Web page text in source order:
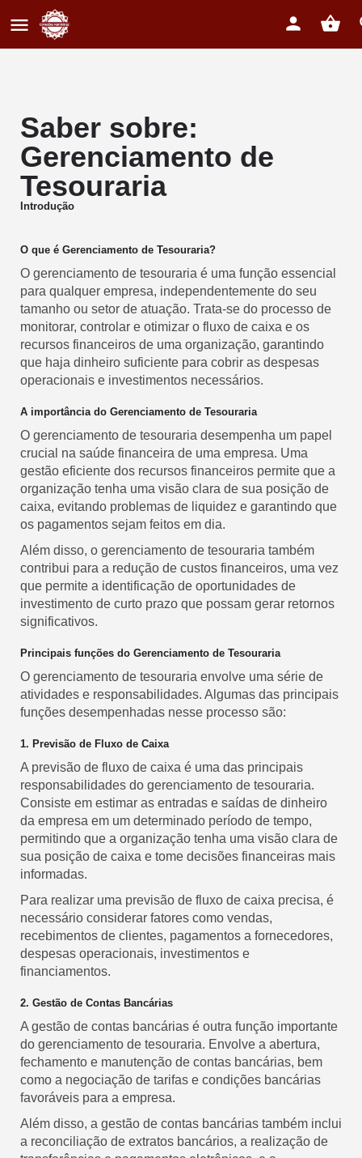
Saber sobre:
Gerenciamento de
Tesouraria
Introdução
O que é Gerenciamento de Tesouraria?
O gerenciamento de tesouraria é uma função essencial
para qualquer empresa, independentemente do seu
tamanho ou setor de atuação. Trata-se do processo de
monitorar, controlar e otimizar o fluxo de caixa e os
recursos financeiros de uma organização, garantindo
que haja dinheiro suficiente para cobrir as despesas
operacionais e investimentos necessários.
A importância do Gerenciamento de Tesouraria
O gerenciamento de tesouraria desempenha um papel
crucial na saúde financeira de uma empresa. Uma
gestão eficiente dos recursos financeiros permite que a
organização tenha uma visão clara de sua posição de
caixa, evitando problemas de liquidez e garantindo que
os pagamentos sejam feitos em dia.
Além disso, o gerenciamento de tesouraria também
contribui para a redução de custos financeiros, uma vez
que permite a identificação de oportunidades de
investimento de curto prazo que possam gerar retornos
significativos.
Principais funções do Gerenciamento de Tesouraria
O gerenciamento de tesouraria envolve uma série de
atividades e responsabilidades. Algumas das principais
funções desempenhadas nesse processo são:
1. Previsão de Fluxo de Caixa
A previsão de fluxo de caixa é uma das principais
responsabilidades do gerenciamento de tesouraria.
Consiste em estimar as entradas e saídas de dinheiro
da empresa em um determinado período de tempo,
permitindo que a organização tenha uma visão clara de
sua posição de caixa e tome decisões financeiras mais
informadas.
Para realizar uma previsão de fluxo de caixa precisa, é
necessário considerar fatores como vendas,
recebimentos de clientes, pagamentos a fornecedores,
despesas operacionais, investimentos e
financiamentos.
2. Gestão de Contas Bancárias
A gestão de contas bancárias é outra função importante
do gerenciamento de tesouraria. Envolve a abertura,
fechamento e manutenção de contas bancárias, bem
como a negociação de tarifas e condições bancárias
favoráveis para a empresa.
Além disso, a gestão de contas bancárias também inclui
a reconciliação de extratos bancários, a realização de